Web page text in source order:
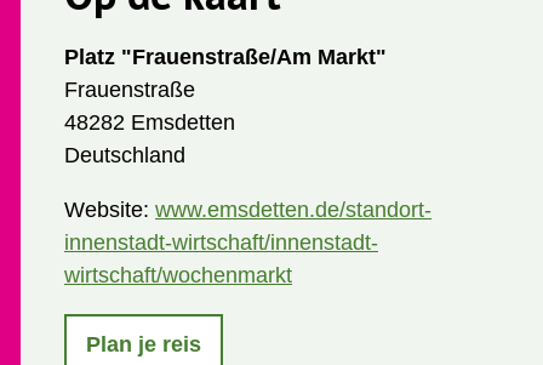
Platz "Frauenstraße/Am Markt"
Frauenstraße
48282 Emsdetten
Deutschland
Website: www.emsdetten.de/standort-
innenstadt-wirtschaft/innenstadt-
wirtschaft/wochenmarkt
Plan je reis